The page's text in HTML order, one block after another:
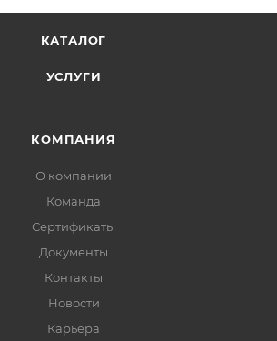
КАТАЛОГ
УСЛУГИ
КОМПАНИЯ
О компании
Команда
Сертификаты
Документы
Контакты
Новости
Карьера